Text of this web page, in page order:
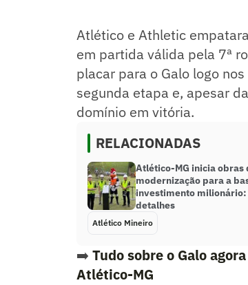
Resumo supervisionado pelo
Atlético e Athletic
em partida válida pela 7ª
placar para o Galo logo
segunda etapa e, apesar
domínio em vitória.
RELACIONADAS
Atlético-MG inicia obras
modernização para a
investimento
detalhes
Atlético Mineiro
➡️ Tudo sobre o Galo
Atlético-MG